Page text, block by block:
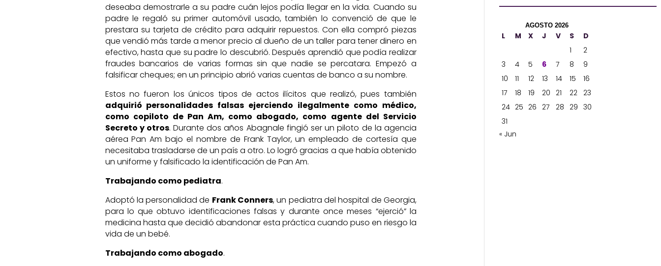
deseaba demostrarle a su padre cuán lejos podía llegar en la vida. Cuando su
padre le regaló su primer automóvil usado, también lo convenció de que le
prestara su tarjeta de crédito para adquirir repuestos. Con ella compró piezas
que vendió más tarde a menor precio al dueño de un taller para tener dinero en
efectivo, hasta que su padre lo descubrió. Después aprendió que podía realizar
fraudes bancarios de varias formas sin que nadie se percatara. Empezó a
falsificar cheques; en un principio abrió varias cuentas de banco a su nombre.
Estos no fueron los únicos tipos de actos ilícitos que realizó, pues también
adquirió personalidades falsas ejerciendo ilegalmente como médico,
como copiloto de Pan Am, como abogado, como agente del Servicio
Secreto y otros. Durante dos años Abagnale fingió ser un piloto de la agencia
aérea Pan Am bajo el nombre de Frank Taylor, un empleado de cortesía que
necesitaba trasladarse de un país a otro. Lo logró gracias a que había obtenido
un uniforme y falsificado la identificación de Pan Am.
Trabajando como pediatra.
Adoptó la personalidad de Frank Conners, un pediatra del hospital de Georgia,
para lo que obtuvo identificaciones falsas y durante once meses “ejerció” la
medicina hasta que decidió abandonar esta práctica cuando puso en riesgo la
vida de un bebé.
Trabajando como abogado.
AGOSTO 2026
L M X J V S
D
1
2
3
4 5 6 7 8
9
10
11 12 13 14 15
16
17
18 19 20 21 22
23
24 25 26 27 28 29
30
31
« Jun